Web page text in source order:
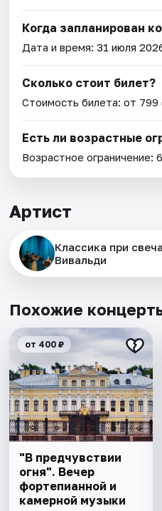
Когда запланирован
Дата и время:31 июля
Сколько стоит билет?
Стоимость билета: от 799
Есть ли возрастные
Возрастное ограничение:
Артист
Классика при
Вивальди
Похожие
от 400 ₽
"В предчувствии
огня". Вечер
фортепианной и
камерной музыки